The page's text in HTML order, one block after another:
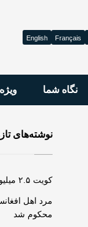
Français
English
نگاه شما ویژه‌
نوشته‌های
کویت ۲.۵ میلیون دالر را برای کمک به افغانستان اختصاص داد
مرد اهل
محکوم شد